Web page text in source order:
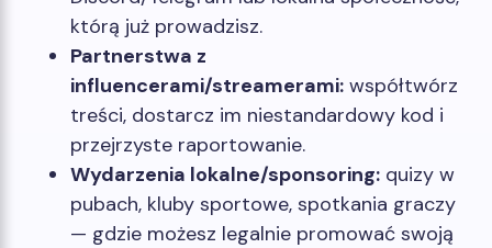
którą już prowadzisz.
Partnerstwa z
influencerami/streamerami: współtwórz
treści, dostarcz im niestandardowy kod i
przejrzyste raportowanie.
Wydarzenia lokalne/sponsoring: quizy w
pubach, kluby sportowe, spotkania graczy
— gdzie możesz legalnie promować swoją